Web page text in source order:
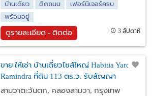
บ้านเดี่ยว
ติดถนน
เฟอร์นิเจอร์ครบ
พร้อมอยู่
ดูรายละเอียด - ติดต่อ 3 สัปดาห์
ขาย ให้เช่า บ้านเดี่ยวไซส์ใหญ่ Habitia Yard
Ramindra ที่ดิน 113 ตร.ว. รับสัญญา
นิติบุคคล
สามวาตะวันตก, คลองสามวา, กรุงเทพ